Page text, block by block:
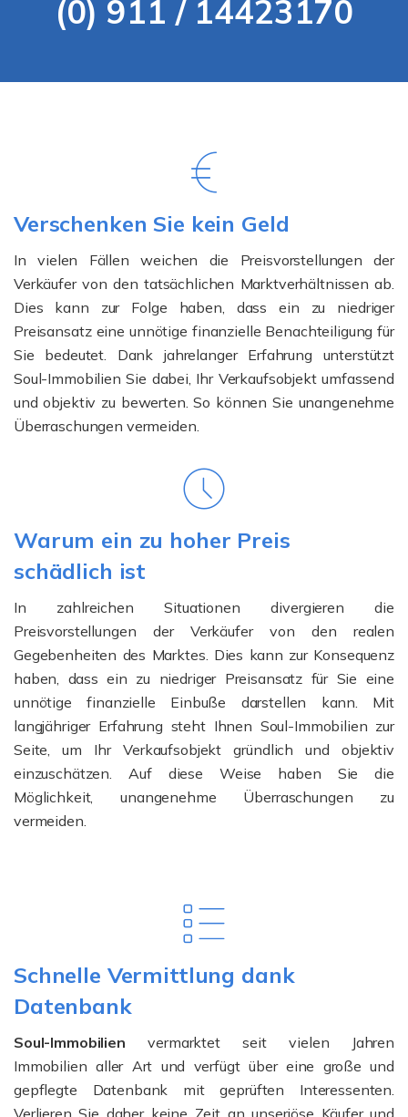
(0) 911 / 14423170
Verschenken Sie kein Geld
In vielen Fällen weichen die Preisvorstellungen der
Verkäufer von den tatsächlichen Marktverhältnissen ab.
Dies kann zur Folge haben, dass ein zu niedriger
Preisansatz eine unnötige finanzielle Benachteiligung für
Sie bedeutet. Dank jahrelanger Erfahrung unterstützt
Soul-Immobilien Sie dabei, Ihr Verkaufsobjekt umfassend
und objektiv zu bewerten. So können Sie unangenehme
Überraschungen vermeiden.
Warum ein zu hoher Preis
schädlich ist
In zahlreichen Situationen divergieren die
Preisvorstellungen der Verkäufer von den realen
Gegebenheiten des Marktes. Dies kann zur Konsequenz
haben, dass ein zu niedriger Preisansatz für Sie eine
unnötige finanzielle Einbuße darstellen kann. Mit
langjähriger Erfahrung steht Ihnen Soul-Immobilien zur
Seite, um Ihr Verkaufsobjekt gründlich und objektiv
einzuschätzen. Auf diese Weise haben Sie die
Möglichkeit, unangenehme Überraschungen zu
vermeiden.
Schnelle Vermittlung dank
Datenbank
Soul-Immobilien vermarktet seit vielen Jahren
Immobilien aller Art und verfügt über eine große und
gepflegte Datenbank mit geprüften Interessenten.
Verlieren Sie daher keine Zeit an unseriöse Käufer und